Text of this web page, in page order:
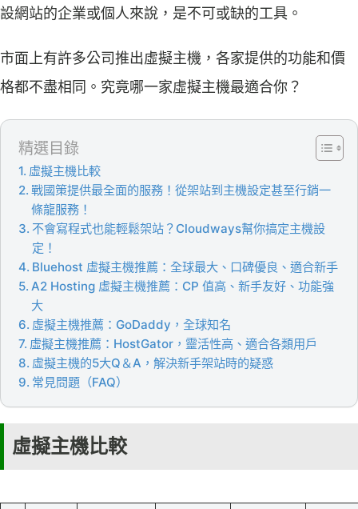
設網站的企業或個人來說，是不可或缺的工具。
市面上有許多公司推出虛擬主機，各家提供的功能和價
格都不盡相同。究竟哪一家虛擬主機最適合你？
精選目錄
虛擬主機比較
戰國策提供最全面的服務！從架站到主機設定甚至行銷一
條龍服務！
不會寫程式也能輕鬆架站？Cloudways幫你搞定主機設
定！
Bluehost 虛擬主機推薦：全球最大、口碑優良、適合新手
A2 Hosting 虛擬主機推薦：CP 值高、新手友好、功能強
大
虛擬主機推薦：GoDaddy，全球知名
虛擬主機推薦：HostGator，靈活性高、適合各類用戶
虛擬主機的5大Q＆A，解決新手架站時的疑惑
常見問題（FAQ）
虛擬主機比較